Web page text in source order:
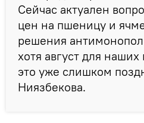
Сейчас актуален
цен на пшеницу и
решения
хотя август для
это уже слишком
Ниязбекова.